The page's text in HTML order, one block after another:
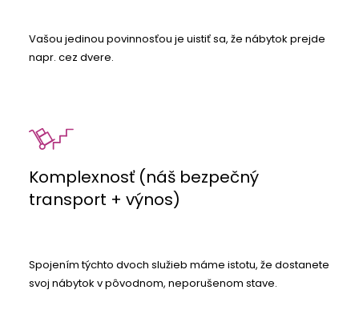
Vašou jedinou povinnosťou je uistiť sa, že nábytok prejde
napr. cez dvere.
Komplexnosť (náš bezpečný
transport + výnos)
Spojením týchto dvoch služieb máme istotu, že dostanete
svoj nábytok v pôvodnom, neporušenom stave.